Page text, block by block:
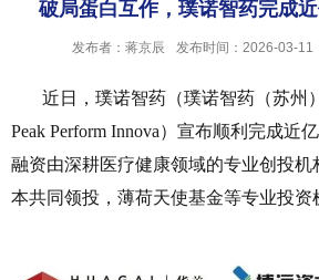
破局蛋白互作，璞诺智药完成
发布者：蒋京辰 发布时间：2026-03-11
近日，璞诺智药（璞诺智药（苏州
Peak Perform Innova）宣布顺利完成近
融资由深耕医疗健康领域的专业创投机
本共同领投，薄荷天使基金等专业投资